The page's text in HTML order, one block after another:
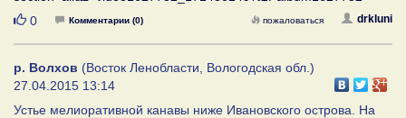
Нравится
0 Комментарии (0) drkluni
пожаловаться
р. Волхов (Восток Ленобласти, Вологодская обл.)
27.04.2015 13:14
Устье мелиоративной канавы ниже Ивановского острова. На